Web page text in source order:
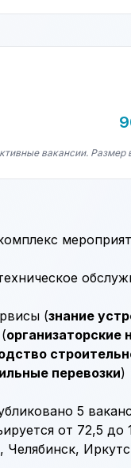
вакансии. Размер
(знание
организаторские
перевозки)
5
от 72,5